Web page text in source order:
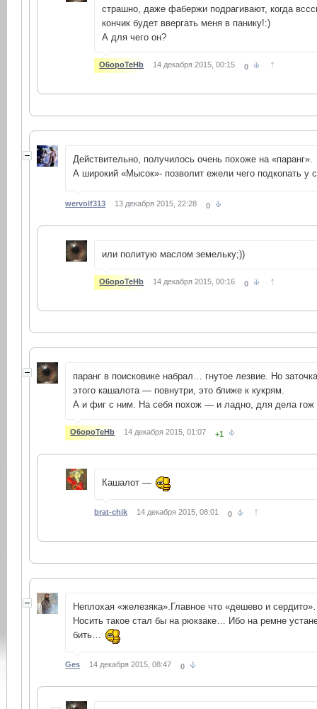
страшно, даже фабержи подрагивают, когда
кончик будет ввергать меня в панику!:)
А для чего он?
O6opoTeHb 14 декабря 2015, 00:15 0 ↑
Действительно, получилось очень похоже на «паранг».
А широкий «Мысок»- позволит ежели чего подкопать у
wervolf313 13 декабря 2015, 22:28 0
или политую маслом земельку;))
O6opoTeHb 14 декабря 2015, 00:16 0 ↑
паранг в поисковике набрал… гнутое лезвие. Но
этого кашалота — повнутри, это ближе к кукрям.
А и фиг с ним. На себя похож — и ладно, для дела
O6opoTeHb 14 декабря 2015, 01:07 +1
Кашалот —
brat-chik 14 декабря 2015, 08:01 0 ↑
Неплохая «железяка».Главное что «дешево и
Носить такое стал бы на рюкзаке… Ибо на ремне
бить…
Ges 14 декабря 2015, 08:47 0